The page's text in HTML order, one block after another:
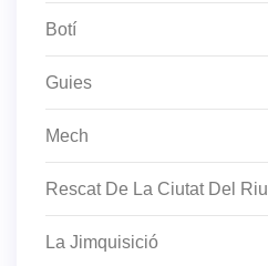
Botí
Guies
Mech
Rescat De La Ciutat Del Riu
La Jimquisició